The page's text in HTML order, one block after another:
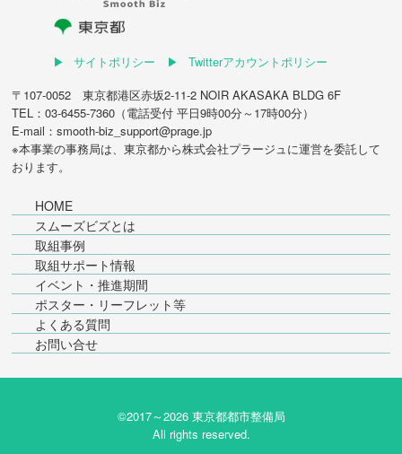
サイトポリシー
Twitterアカウントポリシー
〒107-0052 東京都港区赤坂2-11-2 NOIR AKASAKA BLDG 6F
TEL：03-6455-7360（電話受付 平日9時00分～17時00分）
E-mail：smooth-biz_support@prage.jp
※本事業の事務局は、東京都から株式会社プラージュに運営を委託して
おります。
HOME
スムーズビズとは
取組事例
取組サポート情報
イベント・推進期間
ポスター・リーフレット等
よくある質問
お問い合せ
©2017～2026 東京都都市整備局
All rights reserved.